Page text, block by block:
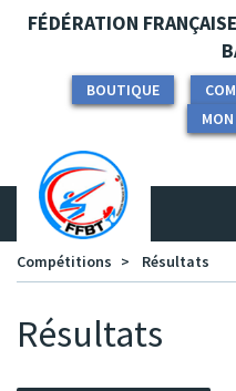
Panneau de gestion des cookies
FÉDÉRATION
BOUTIQUE
Compétitions
Résultats
Résultats